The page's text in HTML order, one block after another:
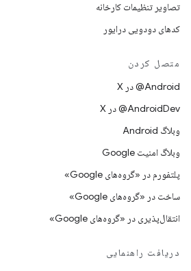
تصاویر تنظیمات کارخانه
کدهای دودویی درایور
متصل کردن
‫‎@Android در X
‫‎@AndroidDev در X
وبلاگ Android
وبلاگ امنیت Google
پلتفورم در «گروه‌های Google»
ساخت در «گروه‌های Google»
انتقال‌پذیری در «گروه‌های Google»
دریافت راهنمایی